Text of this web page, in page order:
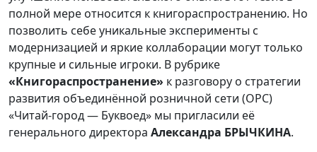
полной мере относится к книгораспространению. Но
позволить себе уникальные эксперименты с
модернизацией и яркие коллаборации могут только
крупные и сильные игроки. В рубрике
«Книгораспространение» к разговору о стратегии
развития объединённой розничной сети (ОРС)
«Читай-город — Буквоед» мы пригласили её
генерального директора Александра БРЫЧКИНА.